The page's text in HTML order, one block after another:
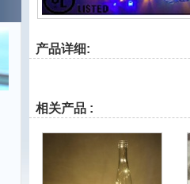
产品详细:
相关产品 :